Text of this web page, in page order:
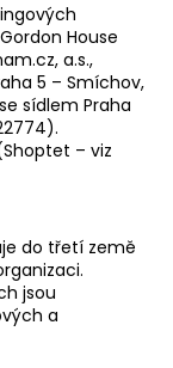
House
a.s.,
5 – Smíchov,
sídlem Praha
– viz
do třetí země
jsou
a